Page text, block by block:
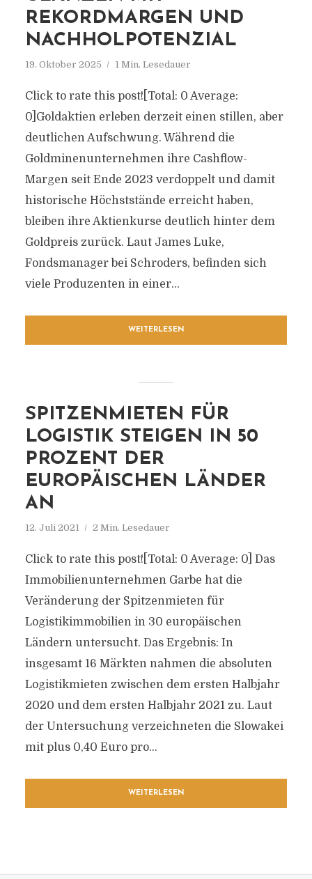
REKORDMARGEN UND
NACHHOLPOTENZIAL
19. Oktober 2025 1 Min. Lesedauer
Click to rate this post![Total: 0 Average:
0]Goldaktien erleben derzeit einen stillen, aber
deutlichen Aufschwung. Während die
Goldminenunternehmen ihre Cashflow-
Margen seit Ende 2023 verdoppelt und damit
historische Höchststände erreicht haben,
bleiben ihre Aktienkurse deutlich hinter dem
Goldpreis zurück. Laut James Luke,
Fondsmanager bei Schroders, befinden sich
viele Produzenten in einer...
WEITERLESEN
SPITZENMIETEN FÜR
LOGISTIK STEIGEN IN 50
PROZENT DER
EUROPÄISCHEN LÄNDER
AN
12. Juli 2021 2 Min. Lesedauer
Click to rate this post![Total: 0 Average: 0] Das
Immobilienunternehmen Garbe hat die
Veränderung der Spitzenmieten für
Logistikimmobilien in 30 europäischen
Ländern untersucht. Das Ergebnis: In
insgesamt 16 Märkten nahmen die absoluten
Logistikmieten zwischen dem ersten Halbjahr
2020 und dem ersten Halbjahr 2021 zu. Laut
der Untersuchung verzeichneten die Slowakei
mit plus 0,40 Euro pro...
WEITERLESEN